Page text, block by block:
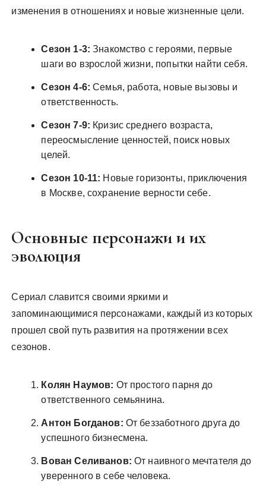
изменения в отношениях и новые жизненные цели.
Сезон 1-3: Знакомство с героями, первые
шаги во взрослой жизни, попытки найти себя.
Сезон 4-6: Семья, работа, новые вызовы и
ответственность.
Сезон 7-9: Кризис среднего возраста,
переосмысление ценностей, поиск новых
целей.
Сезон 10-11: Новые горизонты, приключения
в Москве, сохранение верности себе.
Основные персонажи и их
эволюция
Сериал славится своими яркими и
запоминающимися персонажами, каждый из которых
прошел свой путь развития на протяжении всех
сезонов.
Колян Наумов: От простого парня до
ответственного семьянина.
Антон Богданов: От беззаботного друга до
успешного бизнесмена.
Вован Селиванов: От наивного мечтателя до
уверенного в себе человека.